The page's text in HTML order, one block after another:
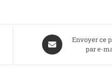
Envoyer ce
par e-